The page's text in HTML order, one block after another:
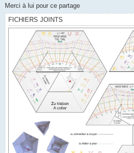
Merci à lui pour ce partage
FICHIERS JOINTS